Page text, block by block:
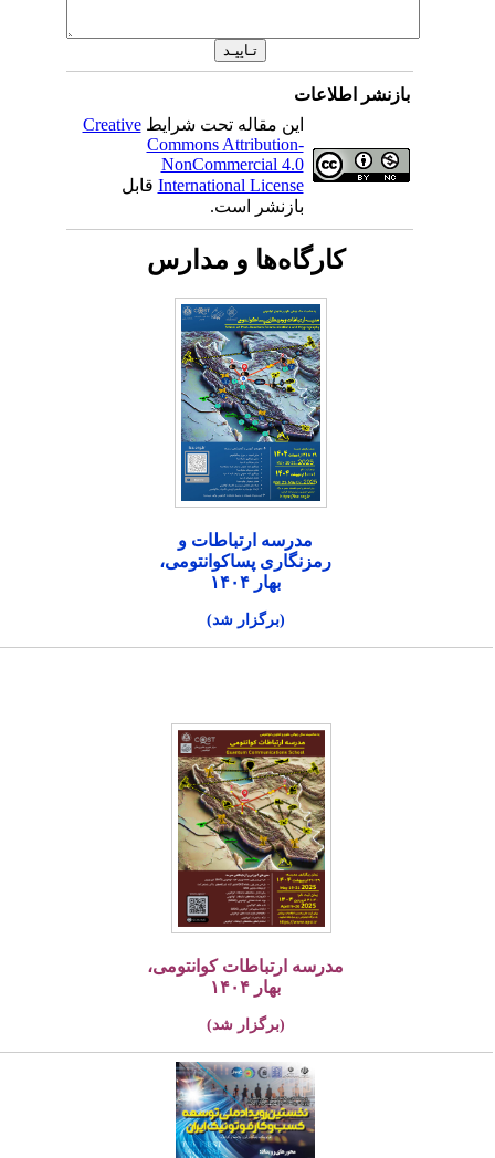
بازنشر اطلاعات
این مقاله تحت شرایطCreative
Commons Attribution-
NonCommercial 4.0
International Licenseقابل
بازنشر است.
کارگاه‌ها و مدارس
مدرسه ارتباطات و
رمزنگاری پساکوانتومی،
بهار ۱۴۰۴
(برگزار شد)
مدرسه ارتباطات کوانتومی،
بهار ۱۴۰۴
(برگزار شد)